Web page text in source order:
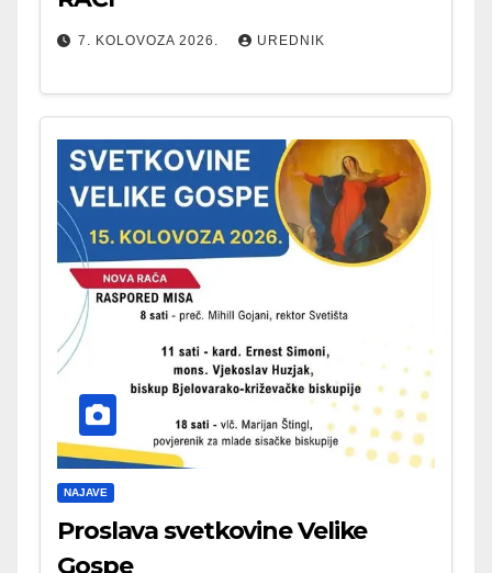
7. KOLOVOZA 2026. UREDNIK
NAJAVE
Proslava svetkovine Velike
Gospe